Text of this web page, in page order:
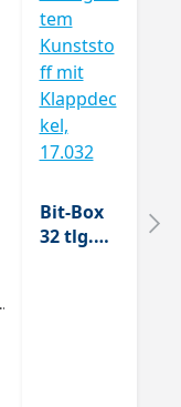
Bit-Box
32 tlg.